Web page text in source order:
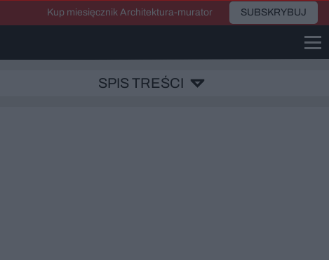
Kup miesięcznik Architektura-murator SUBSKRYBUJ
SPIS TREŚCI